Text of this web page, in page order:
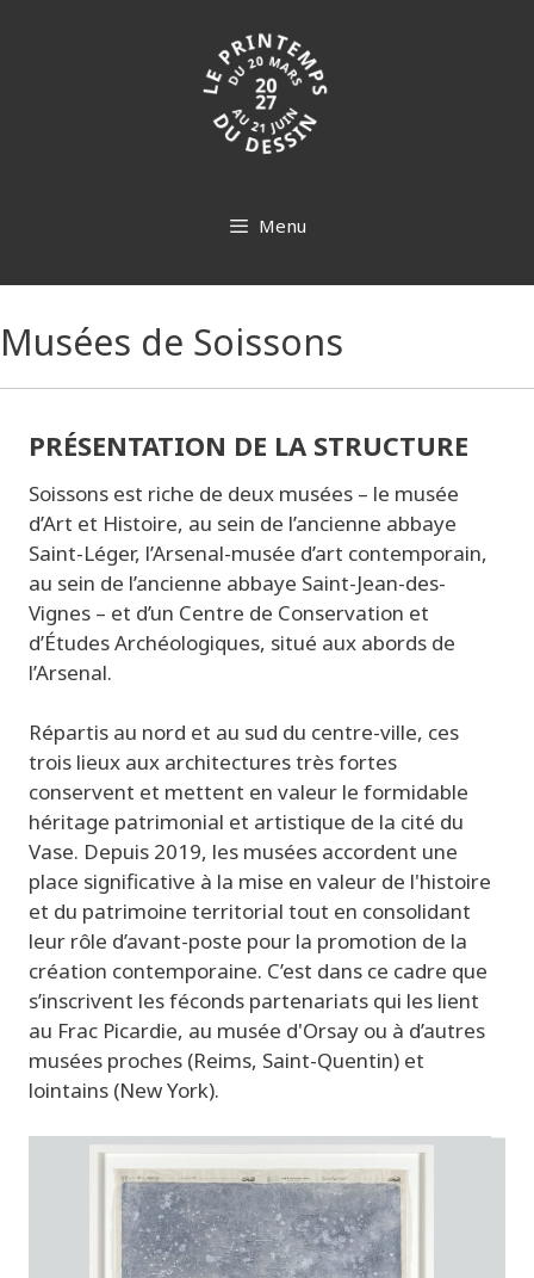
Menu
Musées de Soissons
PRÉSENTATION DE LA STRUCTURE
Soissons est riche de deux musées – le musée
d’Art et Histoire, au sein de l’ancienne abbaye
Saint-Léger, l’Arsenal-musée d’art contemporain,
au sein de l’ancienne abbaye Saint-Jean-des-
Vignes – et d’un Centre de Conservation et
d’Études Archéologiques, situé aux abords de
l’Arsenal.
Répartis au nord et au sud du centre-ville, ces
trois lieux aux architectures très fortes
conservent et mettent en valeur le formidable
héritage patrimonial et artistique de la cité du
Vase. Depuis 2019, les musées accordent une
place significative à la mise en valeur de l'histoire
et du patrimoine territorial tout en consolidant
leur rôle d’avant-poste pour la promotion de la
création contemporaine. C’est dans ce cadre que
s’inscrivent les féconds partenariats qui les lient
au Frac Picardie, au musée d'Orsay ou à d’autres
musées proches (Reims, Saint-Quentin) et
lointains (New York).